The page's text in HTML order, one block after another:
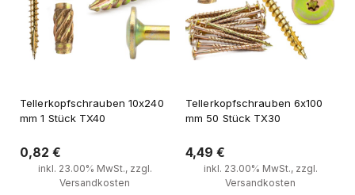
Tellerkopfschrauben 10x240
mm 1 Stück TX40
0,82 €
inkl. 23.00% MwSt., zzgl.
Versandkosten
Tellerkopfschrauben 6x100
mm 50 Stück TX30
4,49 €
inkl. 23.00% MwSt., zzgl.
Versandkosten